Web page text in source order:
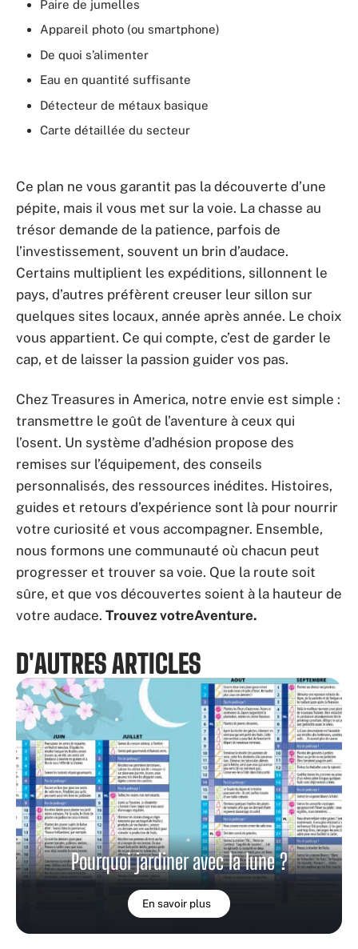
Paire de jumelles
Appareil photo (ou smartphone)
De quoi s’alimenter
Eau en quantité suffisante
Détecteur de métaux basique
Carte détaillée du secteur
Ce plan ne vous garantit pas la découverte d’une
pépite, mais il vous met sur la voie. La chasse au
trésor demande de la patience, parfois de
l’investissement, souvent un brin d’audace.
Certains multiplient les expéditions, sillonnent le
pays, d’autres préfèrent creuser leur sillon sur
quelques sites locaux, année après année. Le choix
vous appartient. Ce qui compte, c’est de garder le
cap, et de laisser la passion guider vos pas.
Chez Treasures in America, notre envie est simple :
transmettre le goût de l’aventure à ceux qui
l’osent. Un système d’adhésion propose des
remises sur l’équipement, des conseils
personnalisés, des ressources inédites. Histoires,
guides et retours d’expérience sont là pour nourrir
votre curiosité et vous accompagner. Ensemble,
nous formons une communauté où chacun peut
progresser et trouver sa voie. Que la route soit
sûre, et que vos découvertes soient à la hauteur de
votre audace. Trouvez votreAventure.
D'AUTRES ARTICLES
Pourquoi jardiner avec la lune ?
En savoir plus